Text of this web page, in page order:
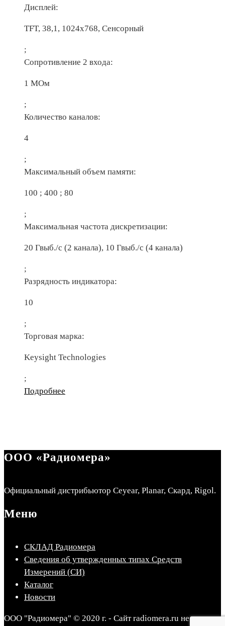
Дисплей:
TFT, 38,1, 1024х768, Сенсорный
;
Сопротивление 2 входа:
1 МОм
;
Количество каналов:
4
;
Максимальный объем памяти:
100 ; 400 ; 80
;
Максимальная частота дискретизации:
20 Гвыб./с (2 канала), 10 Гвыб./с (4 канала)
;
Разрядность индикатора:
10
;
Торговая марка:
Keysight Technologies
;
Подробнее
ООО «Радиомера»
Официальный дистрибьютор Ceyear, Planar, Скард, Rigol.
Меню
СКЛАД Радиомера
Сведения об утвержденных типах Средств
Измерений (СИ)
Каталог
Новости
ООО "Радиомера" © 2020 г. - Сайт radiomera.ru не